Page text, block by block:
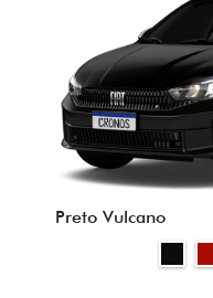
Preto Vulcano